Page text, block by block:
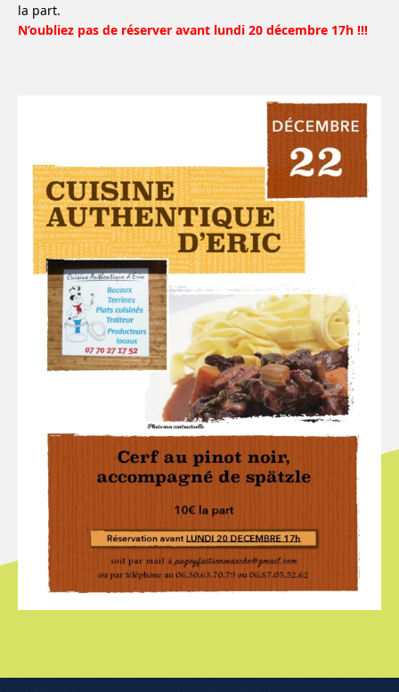
la part.
N’oubliez pas de réserver avant lundi 20 décembre 17h !!!
Menu de l'article